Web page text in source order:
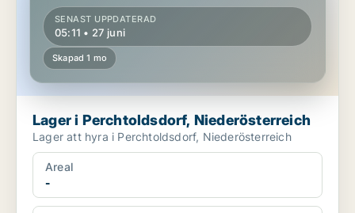
SENAST UPPDATERAD
05:11 • 27 juni
Skapad 1 mo
Lager i Perchtoldsdorf, Niederösterreich
Lager att hyra i Perchtoldsdorf, Niederösterreich
Areal
-